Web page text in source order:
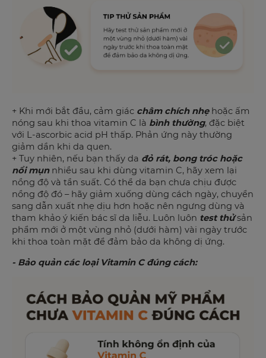
+ Khi mới bắt đầu, cảm giác châm chích nhẹ hoặc ấm
nóng sau khi thoa vitamin C là bình thường, đặc biệt
với L-ascorbic acid pH thấp. Phản ứng này thường
giảm dần khi da quen.
+ Tuy nhiên, nếu bạn thấy da đỏ rát, bong tróc hoặc
nổi mụnnhiều sau khi dùng vitamin C, hãy xem lại
nồng độ và tần suất. Có thể da bạn chưa chịu được
nồng độ đó – hãy giảm xuống dùng cách ngày, chuyển
sang dẫn xuất nhẹ dịu hơn hoặc nên ngưng dùng và
tham khảo ý kiến bác sĩ da liễu. Luôn luôn test thửsản
phẩm mới ở một vùng nhỏ (dưới hàm) vài ngày trước
khi thoa toàn mặt để đảm bảo da không dị ứng.
- Bảo quản các loại Vitamin C đúng cách: